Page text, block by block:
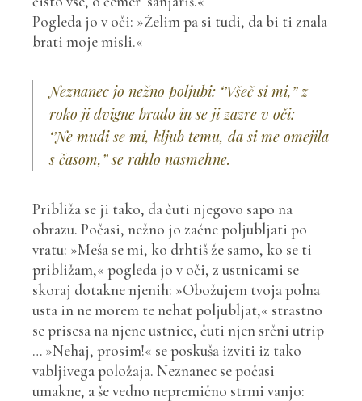
Pogleda jo v oči: »Želim pa si tudi, da bi ti znala
brati moje misli.«
Neznanec jo nežno poljubi: ‘’Všeč si mi,” z
roko ji dvigne brado in se ji zazre v oči:
‘’Ne mudi se mi, kljub temu, da si me omejila
s časom,” se rahlo nasmehne.
Približa se ji tako, da čuti njegovo sapo na
obrazu. Počasi, nežno jo začne poljubljati po
vratu: »Meša se mi, ko drhtiš že samo, ko se ti
približam,« pogleda jo v oči, z ustnicami se
skoraj dotakne njenih: »Obožujem tvoja polna
usta in ne morem te nehat poljubljat,« strastno
se prisesa na njene ustnice, čuti njen srčni utrip
… »Nehaj, prosim!« se poskuša izviti iz tako
vabljivega položaja. Neznanec se počasi
umakne, a še vedno nepremično strmi vanjo: